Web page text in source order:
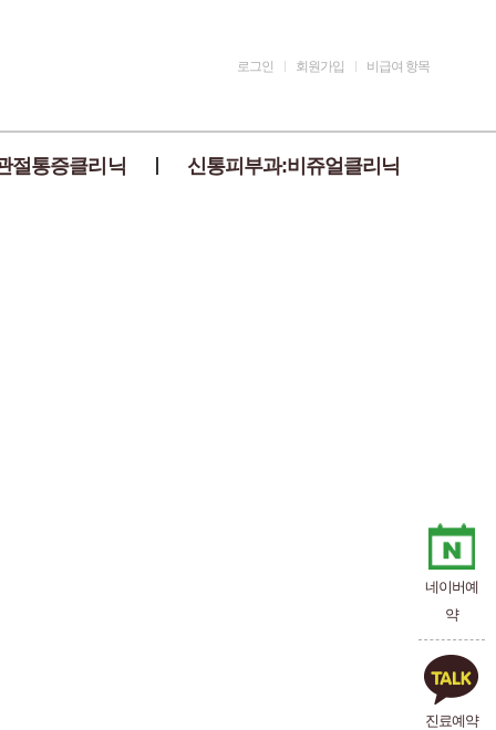
로그인 회원가입 비급여 항목
절통증클리닉 신통피부과:비쥬얼클리닉
네이버예
약
진료예약